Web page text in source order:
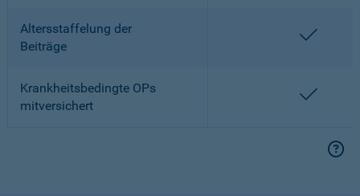
Altersstaffelung der
Beiträge
Krankheitsbedingte OPs
mitversichert